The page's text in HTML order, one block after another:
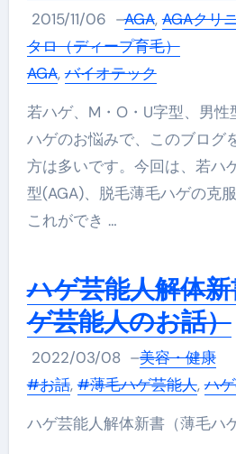
2015/11/06 –AGA,AGAクリ
タロ（ディープ育毛）
AGA,バイオテック
若ハゲ、M・O・U字型、男性型(AGA)、脱毛薄毛
ハゲのお悩みで、このブログ
方は多いです。今回は、若ハ
型(AGA)、脱毛薄毛ハゲの克
これができ …
ハゲ芸能人解体
ゲ芸能人のお話）
2022/03/08 –美容・健康
#お話,#薄毛ハゲ芸能人,ハ
ハゲ芸能人解体新書（薄毛ハ